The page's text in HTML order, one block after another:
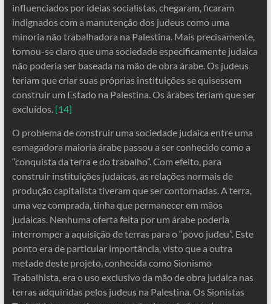
influenciados por ideias socialistas, chegaram, ficaram
indignados com a manutenção dos judeus como uma
minoria não trabalhadora na Palestina. Mais precisamente,
tornou-se claro que uma sociedade especificamente judaica
não poderia ser baseada na mão de obra árabe. Os judeus
teriam que criar suas próprias instituições se quisessem
construir um Estado na Palestina. Os árabes teriam que ser
excluídos. [14]
O problema de construir uma sociedade judaica entre uma
esmagadora maioria árabe passou a ser conhecido como a
“conquista da terra e do trabalho”. Com efeito, para
construir instituições judaicas, as relações normais de
produção capitalista tiveram que ser contornadas. A terra,
uma vez comprada, tinha que permanecer em mãos
judaicas. Nenhuma oferta feita por um árabe poderia
interromper a aquisição de terras para o “povo judeu”. Este
ponto era de particular importância, visto que a outra
metade deste projeto, conhecida como Sionismo
Trabalhista, era o uso exclusivo da mão de obra judaica nas
terras adquiridas pelos judeus na Palestina. Os Sionistas